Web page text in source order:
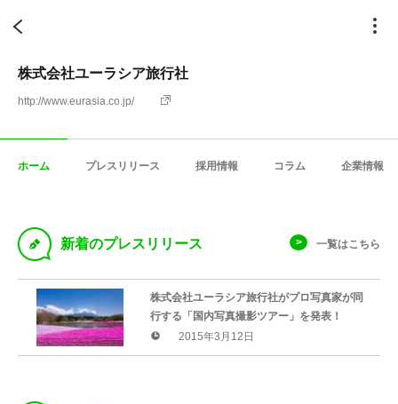
株式会社ユーラシア旅行社
http://www.eurasia.co.jp/
ホーム プレスリリース 採用情報 コラム 企業情報
D 新着のプレスリリース 一覧はこちら
株式会社ユーラシア旅行社がプロ写真家が同
行する「国内写真撮影ツアー」を発表！
2015年3月12日